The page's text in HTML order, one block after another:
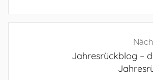
Jahresrückblog –